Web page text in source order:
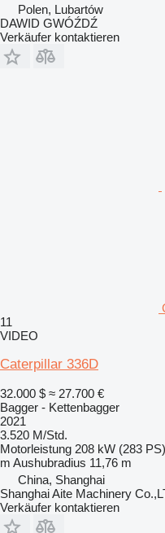
Polen, Lubartów
DAWID GWÓŹDŹ
Verkäufer kontaktieren
11
VIDEO
Caterpillar 336D
32.000 $ ≈ 27.700 €
Bagger - Kettenbagger
2021
3.520 M/Std.
Motorleistung 208 kW (283 PS)
m Aushubradius 11,76 m
China, Shanghai
Shanghai Aite Machinery
Verkäufer kontaktieren